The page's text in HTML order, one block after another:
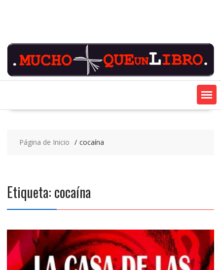
Página de Inicio cocaína
Etiqueta:cocaína